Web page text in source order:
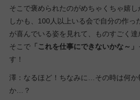
そこで褒められたのがめちゃくちゃ嬉し
しかも、100人以上いる会で自分の作っ
が喜んでいる姿を見れて、ものすごく達
そこで「これを仕事にできないかな～」
す！
澤：なるほど！ちなみに…その時は何か
か…？